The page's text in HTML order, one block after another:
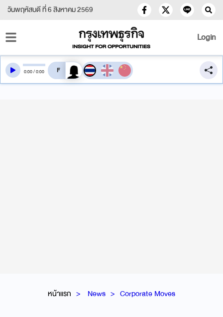
วันพฤหัสบดี ที่ 6 สิงหาคม 2569
Login
หน้าแรก News Corporate Moves
0:00/0:00 สลับเสียงอ่าน